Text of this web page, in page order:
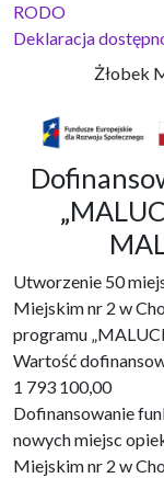
RODO
Deklaracja
Żłobek
Utworzenie 50
Miejskim nr 2 w
programu
Wartość
1 793 100,00
Dofinansowanie
nowych miejsc
Miejskim nr 2 w